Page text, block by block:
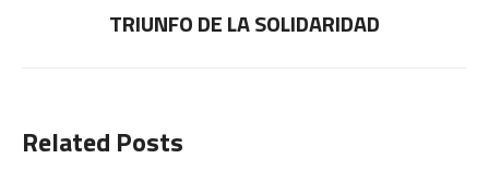
Publicación
TRIUNFO DE LA SOLIDARIDAD
Related Posts